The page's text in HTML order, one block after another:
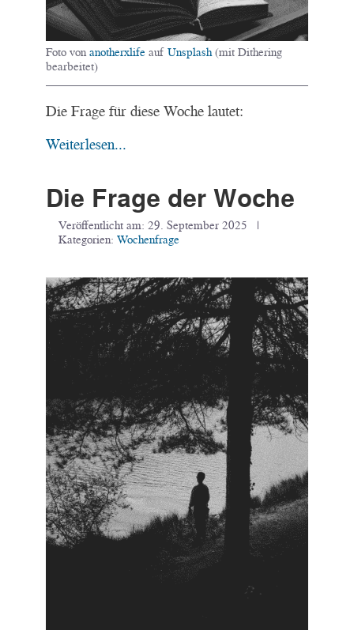
Foto vonanotherxlife aufUnsplash (mit Dithering
bearbeitet)
Die Frage für diese Woche lautet:
Weiterlesen...
Die Frage der Woche
Veröffentlicht am: 29. September 2025
|
Kategorien: Wochenfrage